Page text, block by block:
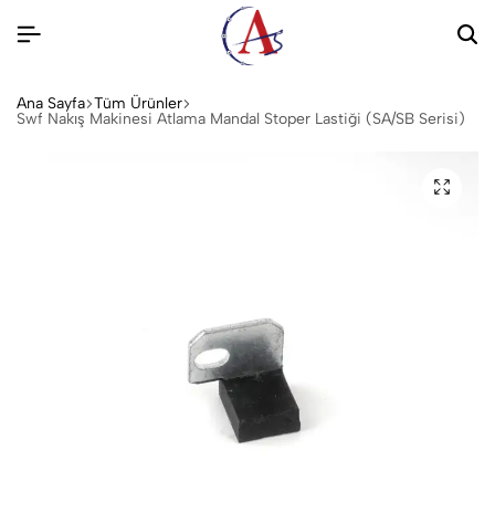
Ana Sayfa Tüm Ürünler
Swf Nakış Makinesi Atlama Mandal Stoper Lastiği (SA/SB Serisi)